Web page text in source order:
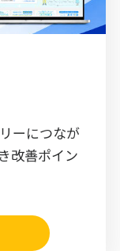
ーにつなが
改善ポイン